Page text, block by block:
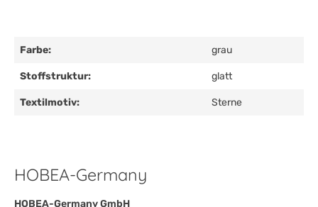
Farbe: grau
Stoffstruktur: glatt
Textilmotiv: Sterne
HOBEA-Germany
HOBEA-Germany GmbH